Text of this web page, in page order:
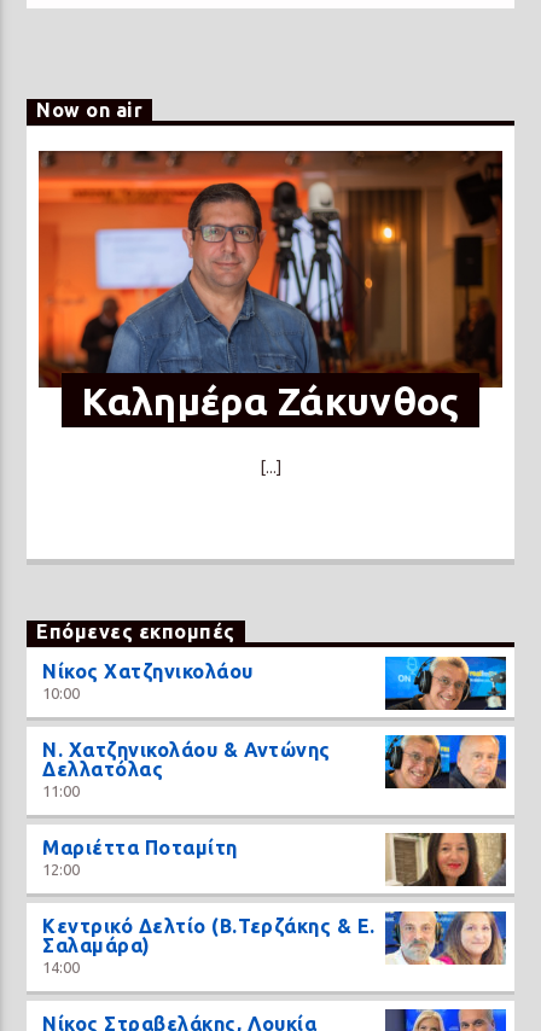
Now on air
Καλημέρα Ζάκυνθος
[...]
Επόμενες εκπομπές
Νίκος Χατζηνικολάου
10:00
N. Χατζηνικολάου & Αντώνης
Δελλατόλας
11:00
Μαριέττα Ποταμίτη
12:00
Κεντρικό Δελτίο (Β.Τερζάκης & Ε.
Σαλαμάρα)
14:00
Νίκος Στραβελάκης, Λουκία